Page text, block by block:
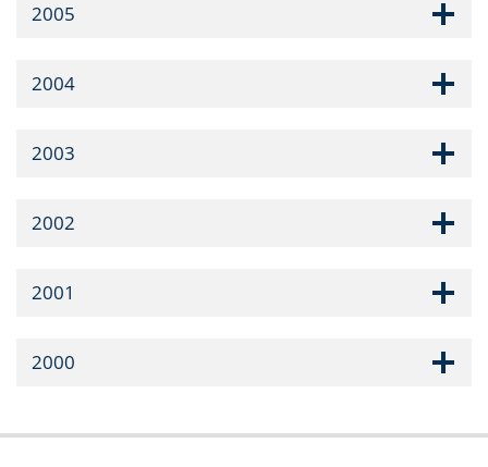
2005
2004
2003
2002
2001
2000